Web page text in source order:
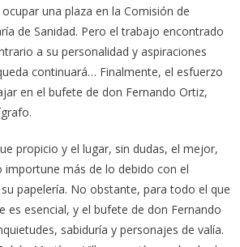
una plaza en la Comisión de
de Sanidad. Pero el trabajo encontrado
a su personalidad y aspiraciones
continuará… Finalmente, el esfuerzo
en el bufete de don Fernando Ortiz,
propicio y el lugar, sin dudas, el mejor,
importune más de lo debido con el
papelería. No obstante, para todo el que
es esencial, y el bufete de don Fernando
sabiduría y personajes de valía.